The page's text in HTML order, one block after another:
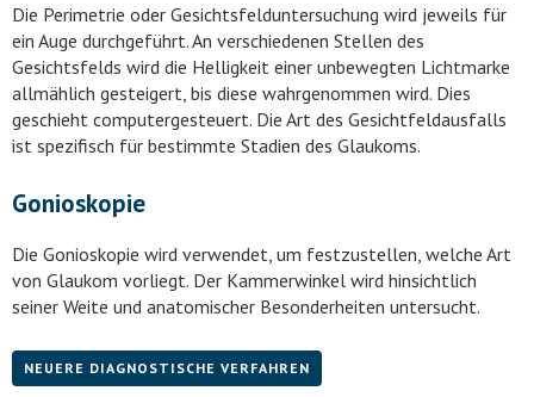
Die Perimetrie oder Gesichtsfelduntersuchung wird jeweils für
ein Auge durchgeführt. An verschiedenen Stellen des
Gesichtsfelds wird die Helligkeit einer unbewegten Lichtmarke
allmählich gesteigert, bis diese wahrgenommen wird. Dies
geschieht computergesteuert. Die Art des Gesichtfeldausfalls
ist spezifisch für bestimmte Stadien des Glaukoms.
Gonioskopie
Die Gonioskopie wird verwendet, um festzustellen, welche Art
von Glaukom vorliegt. Der Kammerwinkel wird hinsichtlich
seiner Weite und anatomischer Besonderheiten untersucht.
NEUERE DIAGNOSTISCHE VERFAHREN